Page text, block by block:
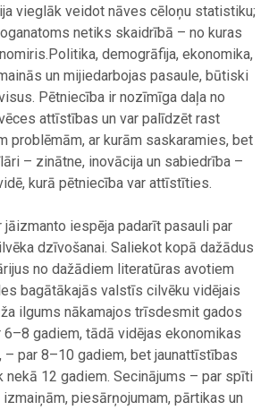
vieglāk veidot nāves cēloņu statistiku;
netiks skaidrībā – no kuras
demogrāfija, ekonomika,
un mijiedarbojas pasaule, būtiski
Pētniecība ir nozīmīga daļa no
attīstības un var palīdzēt rast
problēmām, ar kurām saskaramies, bet
– zinātne, inovācija un sabiedrība –
kurā pētniecība var attīstīties.
jāizmanto iespēja padarīt pasauli par
dzīvošanai. Saliekot kopā dažādus
no dažādiem literatūras avotiem
bagātākajās valstīs cilvēku vidējais
ilgums nākamajos trīsdesmit gados
gadiem, tādā vidējas ekonomikas
– par 8–10 gadiem, bet jaunattīstības
nekā 12 gadiem. Secinājums – par spīti
piesārņojumam, pārtikas un